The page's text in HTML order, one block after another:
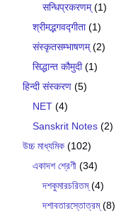
सन्धिप्रकरणम्(1)
श्रीमद्भगवद्गीता(1)
संस्कृतसम्भाषणम्(2)
सिद्धान्त कौमुदी(1)
हिन्दी संस्करण (5)
NET (4)
Sanskrit Notes (2)
উচ্চ মাধ্যমিক (102)
একাদশ শ্রেণী (34)
দশকুমারচরিতম্(4)
দশাবতারস্তোত্রম্(8)